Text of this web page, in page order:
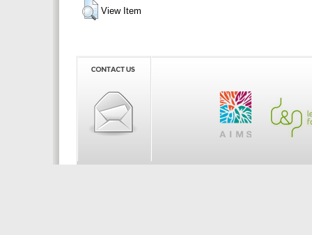
View Item